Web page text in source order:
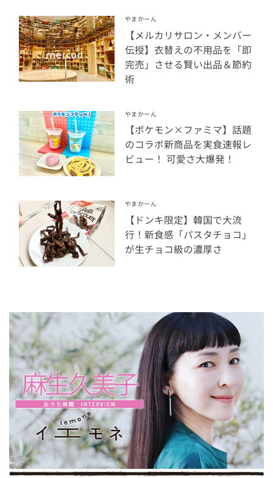
やまかーん
【メルカリサロン・メンバー
伝授】衣替えの不用品を「即
完売」させる賢い出品＆節約
術
やまかーん
【ポケモン×ファミマ】話題
のコラボ新商品を実食速報レ
ビュー！ 可愛さ大爆発！
やまかーん
【ドンキ限定】韓国で大流
行！新食感「パスタチョコ」
が生チョコ級の濃厚さ